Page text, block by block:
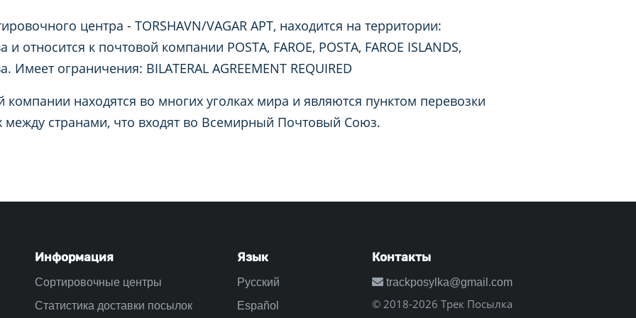
центра - TORSHAVN/VAGAR APT, находится на территории:
относится к почтовой компании POSTA, FAROE, POSTA, FAROE ISLANDS,
Имеет ограничения: BILATERAL AGREEMENT REQUIRED
находятся во многих уголках мира и являются пунктом перевозки
между странами, что входят во Всемирный Почтовый Союз.
Информация
Сортировочные центры
Статистика доставки посылок
Язык
Русский
Español
Контакты
trackposylka@gmail.com
© 2018-2026 Трек Посылка